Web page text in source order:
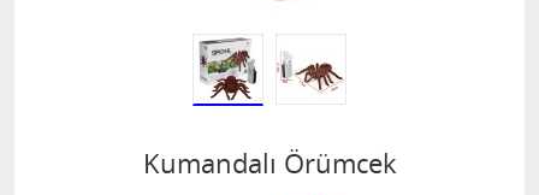
Kumandalı Örümcek